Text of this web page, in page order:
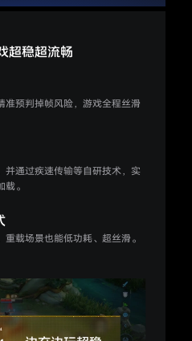
超稳超流畅
准预判掉帧风险，游戏全程丝滑
并通过疾速传输等自研技术，实
。
重载场景也能低功耗、超丝滑。